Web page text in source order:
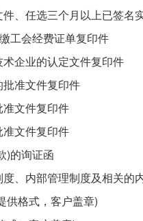
、任选三个月以上已签名
工会经费证单复印件
企业的认定文件复印件
准文件复印件
文件复印件
文件复印件
)的询证函
、内部管理制度及相关的
供格式，客户盖章)